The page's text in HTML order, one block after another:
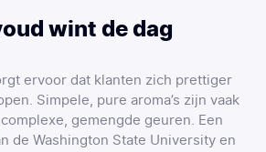
wint de dag
ervoor dat klanten zich prettiger
Simpele, pure aroma’s zijn vaak
gemengde geuren. Een
de Washington State University en